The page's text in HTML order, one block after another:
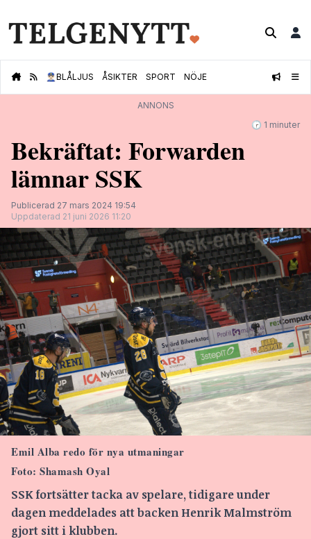
👮🏻‍♂️BLÅLJUS ÅSIKTER SPORT NÖJE
ANNONS
🕝 1 minuter
Bekräftat: Forwarden
lämnar SSK
Publicerad 27 mars 2024 19:54
Uppdaterad 21 juni 2026 11:20
Emil Alba redo för nya utmaningar
Foto: Shamash Oyal
SSK fortsätter tacka av spelare, tidigare under
dagen meddelades att backen Henrik Malmström
gjort sitt i klubben.